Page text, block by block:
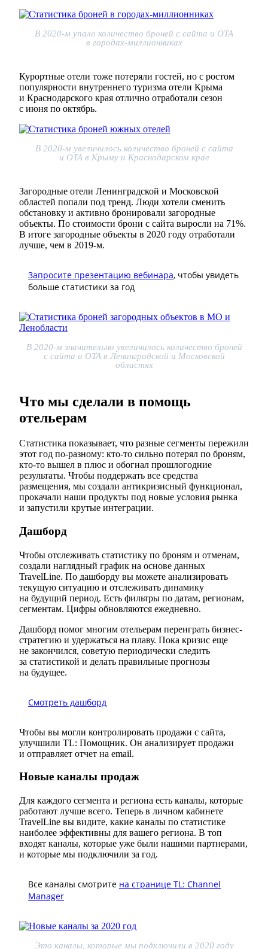
В 2020-м упало количество броней с сайта и ОТА
в городах-миллионниках
Курортные отели тоже потеряли гостей, но с ростом
популярности внутреннего туризма отели Крыма
и Краснодарского края отлично отработали сезон
с июня по октябрь.
В 2020-м увеличилось количество броней с сайта
и ОТА в Крыму и Краснодарском крае
Загородные отели Ленинградской и Московской
областей попали под тренд. Люди хотели сменить
обстановку и активно бронировали загородные
объекты. По стоимости брони с сайта выросли на 71%.
В итоге загородные объекты в 2020 году отработали
лучше, чем в 2019-м.
Запросите презентацию вебинара, чтобы увидеть
больше статистики за год
В 2020-м значительно увеличилось количество броней
с сайта и ОТА в Ленинградской и Московской
областях
Что мы сделали в помощь
отельерам
Статистика показывает, что разные сегменты пережили
этот год по-разному: кто-то сильно потерял по броням,
кто-то вышел в плюс и обогнал прошлогодние
результаты. Чтобы поддержать все средства
размещения, мы создали антикризисный функционал,
прокачали наши продукты под новые условия рынка
и запустили крутые интеграции.
Дашборд
Чтобы отслеживать статистику по броням и отменам,
создали наглядный график на основе данных
TravelLine. По дашборду вы можете анализировать
текущую ситуацию и отслеживать динамику
на будущий период. Есть фильтры по датам, регионам,
сегментам. Цифры обновляются ежедневно.
Дашборд помог многим отельерам переиграть бизнес-
стратегию и удержаться на плаву. Пока кризис еще
не закончился, советую периодически следить
за статистикой и делать правильные прогнозы
на будущее.
Смотреть дашборд
Чтобы вы могли контролировать продажи с сайта,
улучшили TL: Помощник. Он анализирует продажи
и отправляет отчет на email.
Новые каналы продаж
Для каждого сегмента и региона есть каналы, которые
работают лучше всего. Теперь в личном кабинете
TravelLine вы видите, какие каналы по статистике
наиболее эффективны для вашего региона. В топ
входят каналы, которые уже были нашими партнерами,
и которые мы подключили за год.
Все каналы смотрите на странице TL: Channel
Manager
Это каналы, которые мы подключили в 2020 году